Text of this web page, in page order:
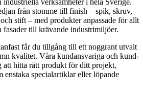
från stomme till finish – spik, skruv,
stift – med produkter anpassade för allt
till krävande industrimiljöer.
får du tillgång till ett noggrant utvalt
kvalitet. Våra kundansvariga och kund-
att hitta rätt produkt för ditt projekt,
enstaka specialartiklar eller löpande